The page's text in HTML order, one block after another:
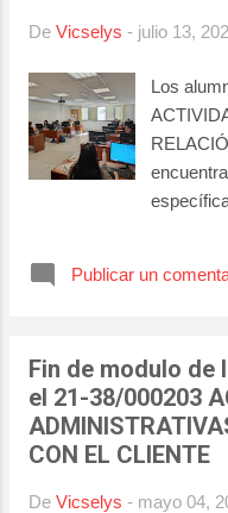
De Vicselys - julio 13,
Los
Publicar un
Fin de modulo de
el 21-38/000203
CON EL CLIENTE
De Vicselys - mayo 04,